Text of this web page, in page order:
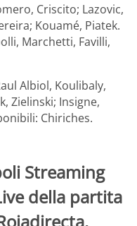
Criscito; Lazovic,
Kouamé, Piatek.
Marchetti, Favilli,
Albiol, Koulibaly,
Zielinski; Insigne,
Chiriches.
Streaming
della partita